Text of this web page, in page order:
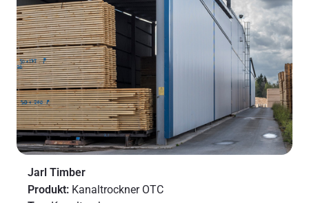
Jarl Timber
Produkt: Kanaltrockner OTC